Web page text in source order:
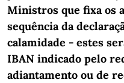
Ministros que fixa os
sequência da
calamidade - estes
IBAN indicado pelo
adiantamento ou de